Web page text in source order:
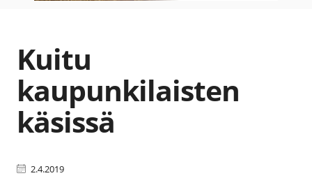
Kuitu
kaupunkilaisten
käsissä
2.4.2019